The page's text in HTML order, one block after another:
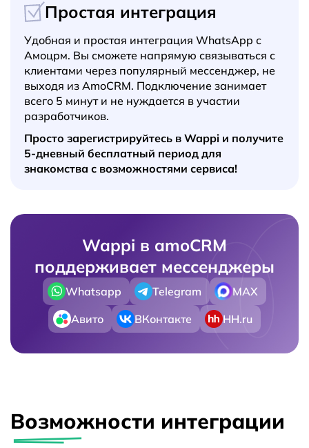
Простая интеграция
Удобная и простая интеграция WhatsApp с
Амоцрм. Вы сможете напрямую связываться с
клиентами через популярный мессенджер, не
выходя из AmoCRM. Подключение занимает
всего 5 минут и не нуждается в участии
разработчиков.
Просто зарегистрируйтесь в Wappi и получите
5-дневный бесплатный период для
знакомства с возможностями сервиса!
Wappi в amoCRM
поддерживает мессенджеры
Whatsapp Telegram
MAX
Авито
ВКонтакте HH.ru
Возможности интеграции